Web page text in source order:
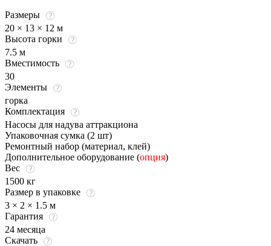
Размеры
20 × 13 × 12 м
Высота горки
7.5 м
Вместимость
30
Элементы
горка
Комплектация
Насосы для надува аттракциона
Упаковочная сумка (2 шт)
Ремонтный набор (материал, клей)
Дополнительное оборудование (опция)
Вес
1500 кг
Размер в упаковке
3 × 2 × 1.5 м
Гарантия
24 месяца
Скачать